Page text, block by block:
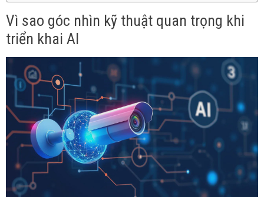
Vì sao góc nhìn kỹ thuật quan trọng khi
triển khai AI